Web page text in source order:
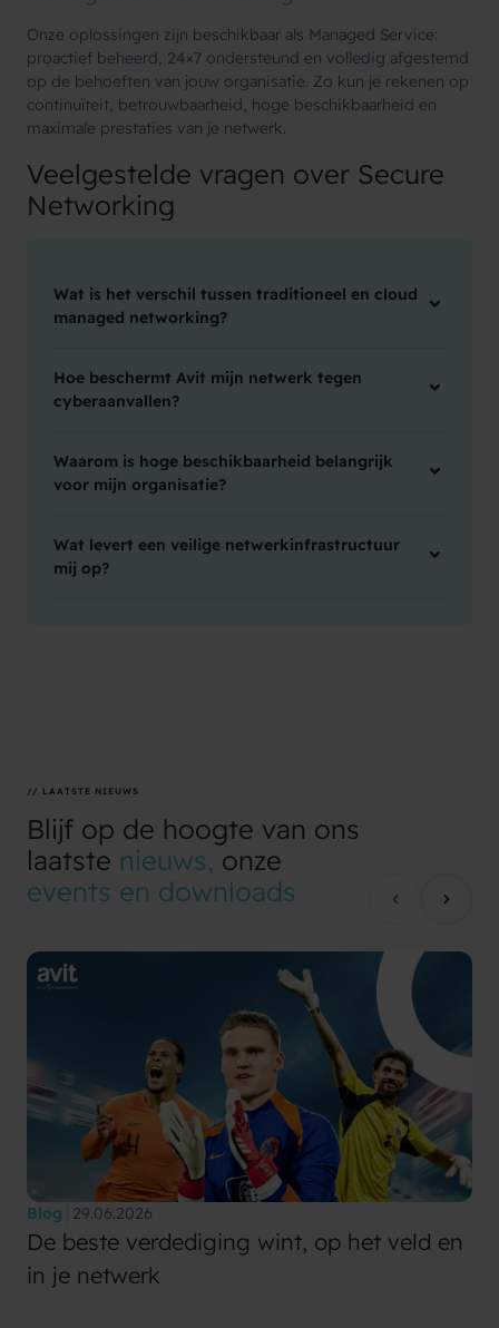
Onze oplossingen zijn beschikbaar als Managed Service:
proactief beheerd, 24×7 ondersteund en volledig afgestemd
op de behoeften van jouw organisatie. Zo kun je rekenen op
continuïteit, betrouwbaarheid, hoge beschikbaarheid en
maximale prestaties van je netwerk.
Veelgestelde vragen over Secure
Networking
Wat is het verschil tussen traditioneel en cloud
managed networking?
Hoe beschermt Avit mijn netwerk tegen
cyberaanvallen?
Waarom is hoge beschikbaarheid belangrijk
voor mijn organisatie?
Wat levert een veilige netwerkinfrastructuur
mij op?
// LAATSTE NIEUWS
Blijf op de hoogte van ons
laatste nieuws, onze
events en downloads
Blog 29.06.2026
De beste verdediging wint, op het veld en
in je netwerk